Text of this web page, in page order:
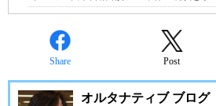
Share Post
オルタナティブ ブログ